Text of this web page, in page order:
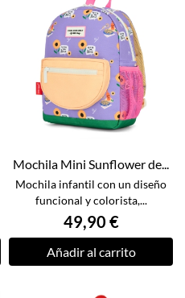
Mochila Mini Sunflower de...
Mochila infantil con un diseño
funcional y colorista,...
49,90 €
Añadir al carrito